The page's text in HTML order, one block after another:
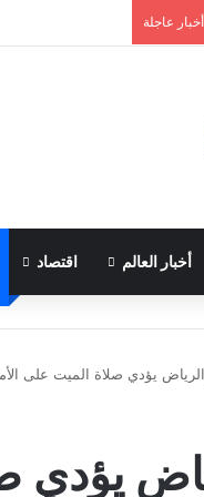
أخبار عاجلة
أخبار العالم اقتصاد
الرياض يؤدي صلاة الميت على
يؤدي